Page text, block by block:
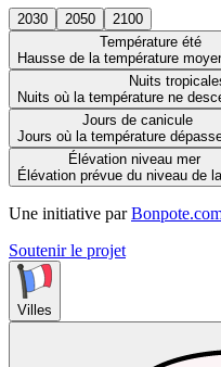
2030 2050
2100
Température été
Hausse de la température
Nuits
Nuits où la température ne
Jours de canicule
Jours où la température
Élévation niveau mer
Élévation prévue du niveau de
Une initiative par
Soutenir le projet
Villes